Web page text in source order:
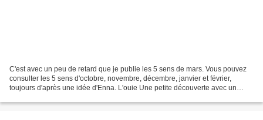
C'est avec un peu de retard que je publie les 5 sens de mars. Vous pouvez
consulter les 5 sens d'octobre, novembre, décembre, janvier et février,
toujours d'après une idée d'Enna. L'ouie Une petite découverte avec un